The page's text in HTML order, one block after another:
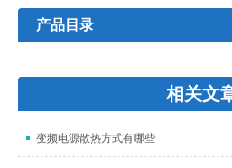
产品目录
相关文
变频电源散热方式有哪些